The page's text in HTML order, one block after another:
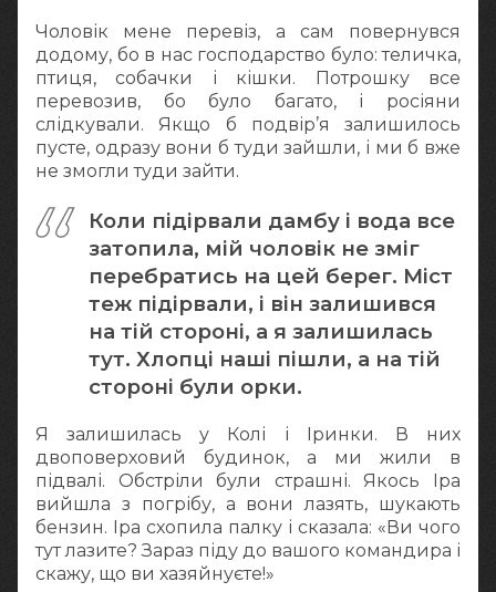
Чоловік мене перевіз, а сам повернувся
додому, бо в нас господарство було: теличка,
птиця, собачки і кішки. Потрошку все
перевозив, бо було багато, і росіяни
слідкували. Якщо б подвір’я залишилось
пусте, одразу вони б туди зайшли, і ми б вже
не змогли туди зайти.
Коли підірвали дамбу і вода все
затопила, мій чоловік не зміг
перебратись на цей берег. Міст
теж підірвали, і він залишився
на тій стороні, а я залишилась
тут. Хлопці наші пішли, а на тій
стороні були орки.
Я залишилась у Колі і Іринки. В них
двоповерховий будинок, а ми жили в
підвалі. Обстріли були страшні. Якось Іра
вийшла з погрібу, а вони лазять, шукають
бензин. Іра схопила палку і сказала: «Ви чого
тут лазите? Зараз піду до вашого командира і
скажу, що ви хазяйнуєте!»